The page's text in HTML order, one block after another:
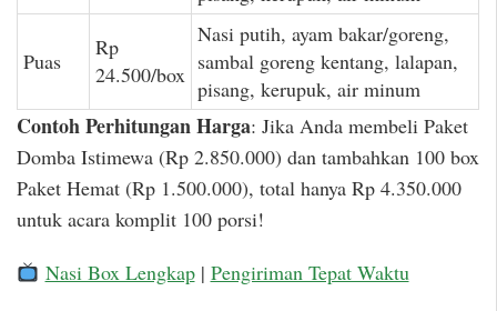
Puas
Rp
24.500/box
Nasi putih, ayam bakar/goreng,
sambal goreng kentang, lalapan,
pisang, kerupuk, air minum
Contoh Perhitungan Harga: Jika Anda membeli Paket
Domba Istimewa (Rp 2.850.000) dan tambahkan 100 box
Paket Hemat (Rp 1.500.000), total hanya Rp 4.350.000
untuk acara komplit 100 porsi!
Nasi Box Lengkap| Pengiriman Tepat Waktu